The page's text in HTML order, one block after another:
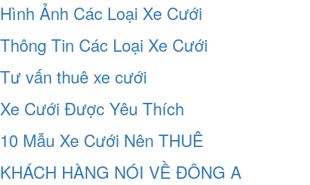
Hình Ảnh Các Loại Xe Cưới
Thông Tin Các Loại Xe Cưới
Tư vấn thuê xe cưới
Xe Cưới Được Yêu Thích
10 Mẫu Xe Cưới Nên THUÊ
KHÁCH HÀNG NÓI VỀ ĐÔNG A